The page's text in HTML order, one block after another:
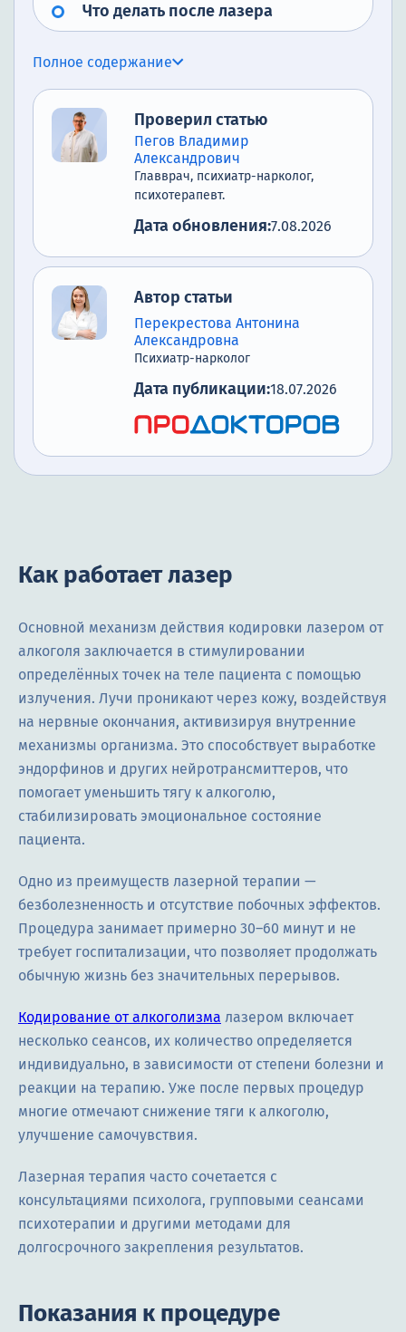
Что делать после лазера
наркологический центр
Полное содержание
Проверил статью
Пегов Владимир
Александрович
Главврач, психиатр-нарколог,
психотерапевт.
Дата обновления:7.08.2026
Автор статьи
Перекрестова Антонина
Александровна
Психиатр-нарколог
Дата публикации:18.07.2026
Как работает лазер
Основной механизм действия кодировки лазером от
алкоголя заключается в стимулировании
определённых точек на теле пациента с помощью
излучения. Лучи проникают через кожу, воздействуя
на нервные окончания, активизируя внутренние
механизмы организма. Это способствует выработке
эндорфинов и других нейротрансмиттеров, что
помогает уменьшить тягу к алкоголю,
стабилизировать эмоциональное состояние
пациента.
Одно из преимуществ лазерной терапии —
безболезненность и отсутствие побочных эффектов.
Процедура занимает примерно 30–60 минут и не
требует госпитализации, что позволяет продолжать
обычную жизнь без значительных перерывов.
Кодирование от алкоголизма лазером включает
несколько сеансов, их количество определяется
индивидуально, в зависимости от степени болезни и
реакции на терапию. Уже после первых процедур
многие отмечают снижение тяги к алкоголю,
улучшение самочувствия.
Лазерная терапия часто сочетается с
консультациями психолога, групповыми сеансами
психотерапии и другими методами для
долгосрочного закрепления результатов.
Показания к процедуре